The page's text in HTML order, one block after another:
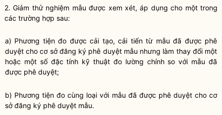
2.Giảm thử nghiệm mẫu được xem xét, áp dụng cho một trong
các trường hợp sau:
a) Phương tiện đo được cải tạo, cải tiến từ mẫu đã được phê
duyệt cho cơ sở đăng ký phê duyệt mẫu nhưng làm thay đổi một
hoặc một số đặc tính kỹ thuật đo lường chính so với mẫu đã
được phê duyệt;
b) Phương tiện đo cùng loại với mẫu đã được phê duyệt cho cơ
sở đăng ký phê duyệt mẫu.